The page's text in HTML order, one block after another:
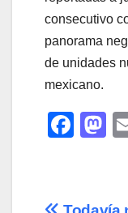
consecutivo
panorama
de unidades
mexicano.
F
e
M
o